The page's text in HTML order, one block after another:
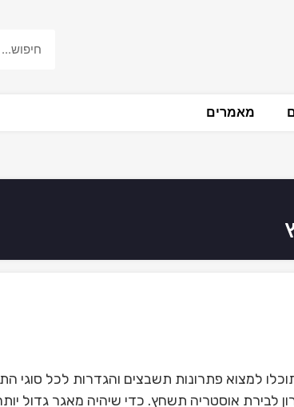
מאמרים
למצוא פתרונות תשבצים והגדרות לכל סוגי
לבירת אוסטריה תשחץ. כדי שיהיה מאגר גדול